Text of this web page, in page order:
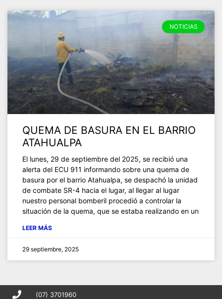
NOTICIAS
QUEMA DE BASURA EN EL BARRIO
ATAHUALPA
El lunes, 29 de septiembre del 2025, se recibió una
alerta del ECU 911 informando sobre una quema de
basura por el barrio Atahualpa, se despachó la unidad
de combate SR-4 hacia el lugar, al llegar al lugar
nuestro personal bomberil procedió a controlar la
situación de la quema, que se estaba realizando en un
LEER MÁS
29 septiembre, 2025
(07) 3701960